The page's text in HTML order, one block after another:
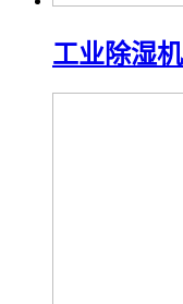
工业除湿